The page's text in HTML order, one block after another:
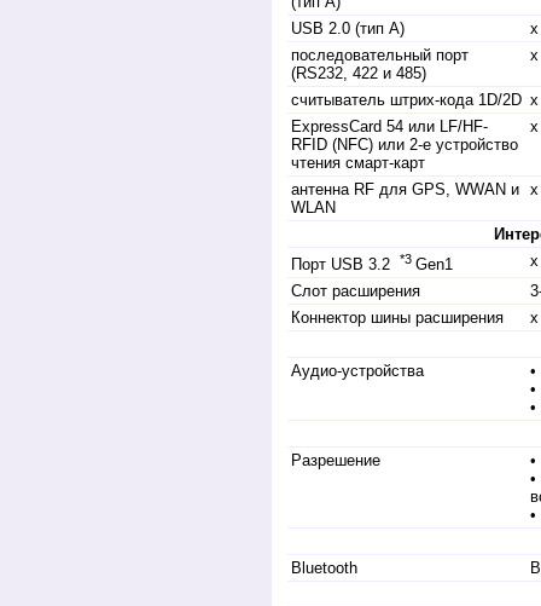
USB 2.0 (тип A)
x
последовательный порт
(RS232, 422 и 485)
x
считыватель штрих-кода 1D/2D x
ExpressCard 54 или LF/HF-
RFID (NFC) или 2-е устройство
чтения смарт-карт
x
антенна RF для GPS, WWAN и
WLAN
x
Порт USB 3.2
*3 Gen1
x
Слот расширения
Коннектор шины расширения
Аудио-устройства
Разрешение
Bluetooth